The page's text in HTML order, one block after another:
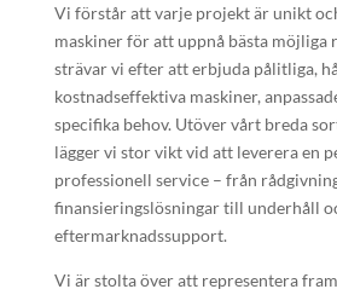
Vi förstår att varje projekt är unikt
maskiner för att uppnå bästa möjliga
strävar vi efter att erbjuda pålitliga,
kostnadseffektiva maskiner,
specifika behov. Utöver vårt breda
lägger vi stor vikt vid att leverera en
professionell service – från
finansieringslösningar till underhåll
eftermarknadssupport.
Vi är stolta över att representera